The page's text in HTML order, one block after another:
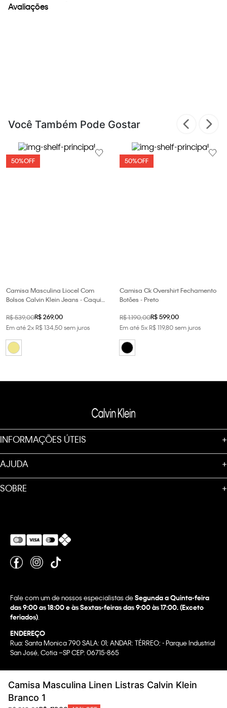
Avaliações
Camisa Masculina Linen Listras Calvin Klein
Branco 1
Você Também Pode Gostar
50%OFF
Camisa Masculina Liocel Com
Bolsos Calvin Klein Jeans - Caqui
R$539,00R$269,00
Em até2xR$13450sem juros
50%OFF
Camisa Ck Overshirt Fechamento
Botões - Preto
R$1.190,00R$599,00
Em até5xR$119,80sem juros
INFORMAÇÕES ÚTEIS +
AJUDA +
SOBRE +
Fale com um de nossos especialistas deSegunda a Quinta-feira
das 9:00 as 18:00 e às Sextas-feiras das 9:00 às 17:00. (Exceto
feriados)
ENDEREÇO
Rua: Santa Monica 790 SALA: 01; ANDAR: TÉRREO; - Parque Industrial
San José, Cotia –SP CEP: 06715-865
WBR INDUSTRIA E COMERCIO DE VESTUARIO LTDA.
CNPJ 07.296.319/0058-90